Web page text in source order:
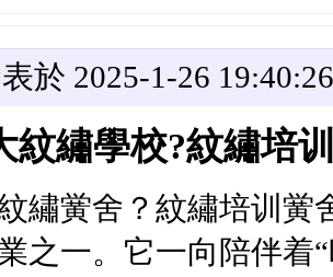
於 2025-1-26 19:40:26
紋繡學校?紋繡培
繡黉舍？紋繡培训黉
之一。它一向陪伴着